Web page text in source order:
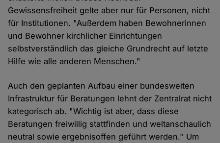
Gewissensfreiheit gelte aber nur für Personen, nicht
für Institutionen. "Außerdem haben Bewohnerinnen
und Bewohner kirchlicher Einrichtungen
selbstverständlich das gleiche Grundrecht auf letzte
Hilfe wie alle anderen Menschen."
Auch den geplanten Aufbau einer bundesweiten
Infrastruktur für Beratungen lehnt der Zentralrat nicht
kategorisch ab. "Wichtig ist aber, dass diese
Beratungen freiwillig stattfinden und weltanschaulich
neutral sowie ergebnisoffen geführt werden." Um